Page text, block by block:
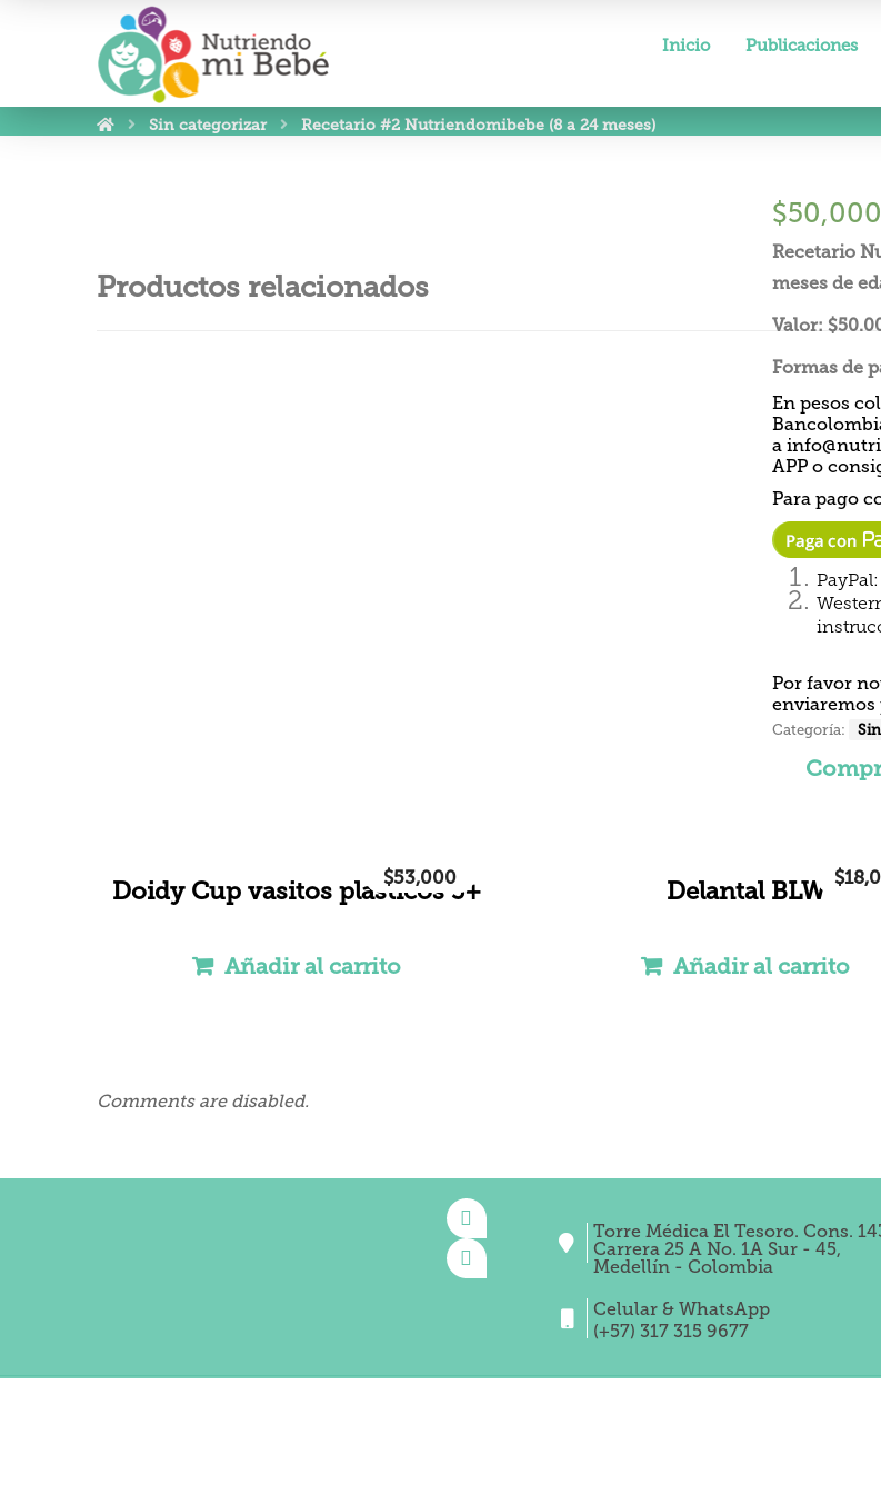
Inicio Publicaciones
Sin categorizar Recetario #2 Nutriendomibebe (8 a 24 meses)
$50,000
Recetario
meses de
Valor:
Formas de
En pesos
a
APP o
Para pago
Por favor
enviaremos
Categoría:
Productos relacionados
Doidy Cup vasitos plasticos 3+
$53,000
Añadir al carrito
Delantal BLW $
Añadir al carrito
Comments are disabled.
Torre Médica El Tesoro. Cons.
Carrera 25 A No. 1A Sur - 45,
Medellín - Colombia
Celular & WhatsApp
(+57) 317 315 9677